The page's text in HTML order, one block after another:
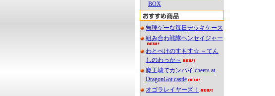
BOX
無理ゲーな毎日デッキケース
組み合わ戦隊ヘンセイジャー
わとぺけのすもす☆ ～てん
しのわっか～
魔王城でカンパイ cheers at
DragonGot castle
オゴラレイヤーズ！